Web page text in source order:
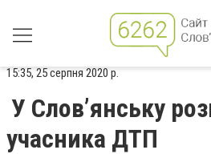
15:35, 25 серпня 2020 р.
У Слов’янську
учасника ДТП